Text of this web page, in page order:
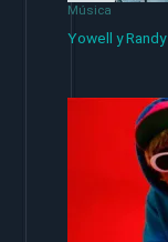
Música
Yowell y Randy